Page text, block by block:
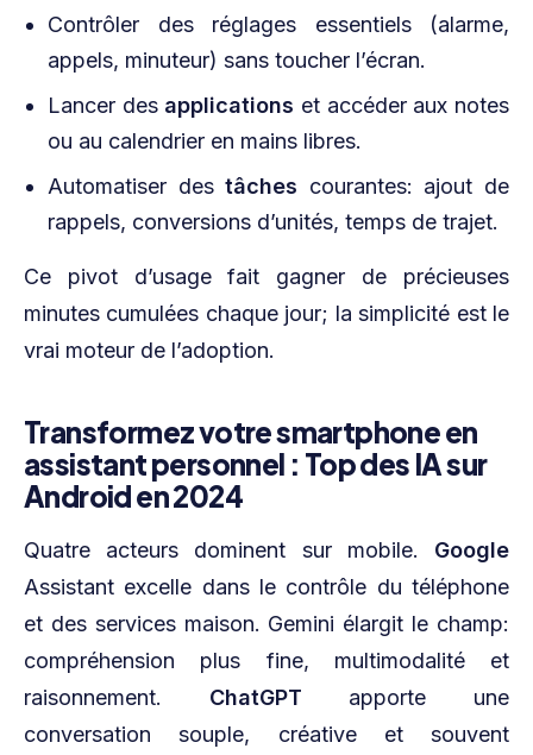
Contrôler des réglages essentiels (alarme,
appels, minuteur) sans toucher l’écran.
Lancer des applications et accéder aux notes
ou au calendrier en mains libres.
Automatiser destâches courantes: ajout de
rappels, conversions d’unités, temps de trajet.
Ce pivot d’usage fait gagner de précieuses
minutes cumulées chaque jour; la simplicité est le
vrai moteur de l’adoption.
Transformez votre smartphone en
assistant personnel : Top des IA sur
Android en 2024
Quatre acteurs dominent sur mobile. Google
Assistant excelle dans le contrôle du téléphone
et des services maison. Gemini élargit le champ:
compréhension plus fine, multimodalité et
raisonnement. ChatGPT apporte une
conversation souple, créative et souvent